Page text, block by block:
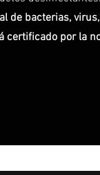
de bacterias,
certificado por la